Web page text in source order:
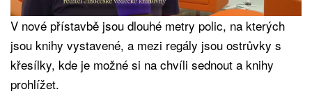
V nové přístavbě jsou dlouhé metry polic, na kterých
jsou knihy vystavené, a mezi regály jsou ostrůvky s
křesílky, kde je možné si na chvíli sednout a knihy
prohlížet.